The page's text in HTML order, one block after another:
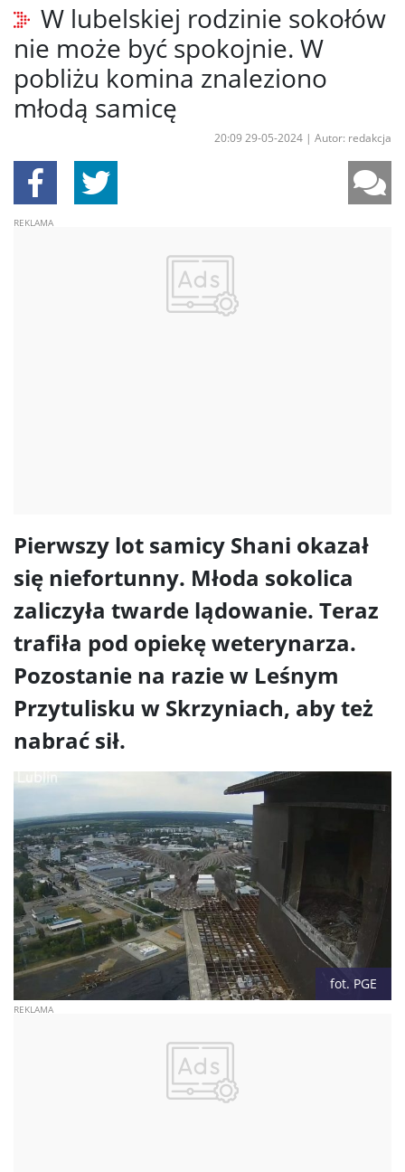
W lubelskiej rodzinie sokołów
nie może być spokojnie. W
pobliżu komina znaleziono
młodą samicę
20:09 29-05-2024 | Autor: redakcja
Pierwszy lot samicy Shani okazał
się niefortunny. Młoda sokolica
zaliczyła twarde lądowanie. Teraz
trafiła pod opiekę weterynarza.
Pozostanie na razie w Leśnym
Przytulisku w Skrzyniach, aby też
nabrać sił.
fot. PGE